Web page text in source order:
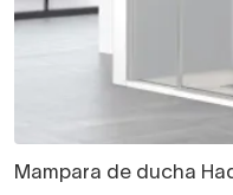
Mampara de ducha